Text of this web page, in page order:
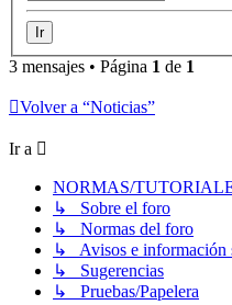
3 mensajes • Página 1 de 1
Volver a “Noticias”
Ir a
NORMAS/
↳ Sobre el foro
↳ Normas del foro
↳ Avisos e información
↳ Sugerencias
↳ Pruebas/Papelera